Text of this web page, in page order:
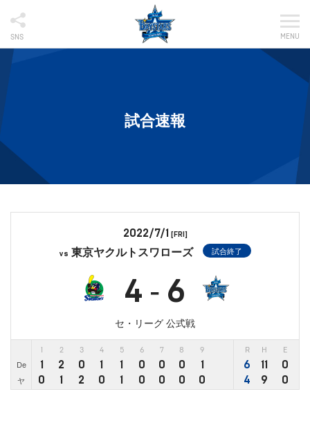
SNS MENU
試合速報
2022/7/1 [FRI]
vs 東京ヤクルトスワローズ 試合終了
4 - 6
セ・リーグ 公式戦
2 3 4 5 6 7 8 9 R H E
De 1 2 0 1 1 0 0 0 1 6 11 0
ヤ 0 1 2 0 1 0 0 0 0 4 9 0